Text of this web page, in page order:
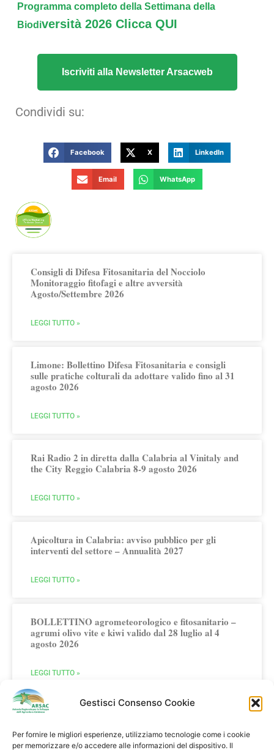
Gestisci Consenso Cookie
Per fornire le migliori esperienze, utilizziamo tecnologie come i cookie
per memorizzare e/o accedere alle informazioni del dispositivo. Il
Programma completo della Settimana della
Biodiversità 2026 Clicca QUI
Iscriviti alla Newsletter Arsacweb
Condividi su:
Facebook X LinkedIn
Email WhatsApp
Consigli di Difesa Fitosanitaria del Nocciolo
Monitoraggio fitofagi e altre avversità
Agosto/Settembre 2026
LEGGI TUTTO »
Limone: Bollettino Difesa Fitosanitaria e consigli
sulle pratiche colturali da adottare valido fino al 31
agosto 2026
LEGGI TUTTO »
Rai Radio 2 in diretta dalla Calabria al Vinitaly and
the City Reggio Calabria 8-9 agosto 2026
LEGGI TUTTO »
Apicoltura in Calabria: avviso pubblico per gli
interventi del settore – Annualità 2027
LEGGI TUTTO »
BOLLETTINO agrometeorologico e fitosanitario –
agrumi olivo vite e kiwi valido dal 28 luglio al 4
agosto 2026
LEGGI TUTTO »